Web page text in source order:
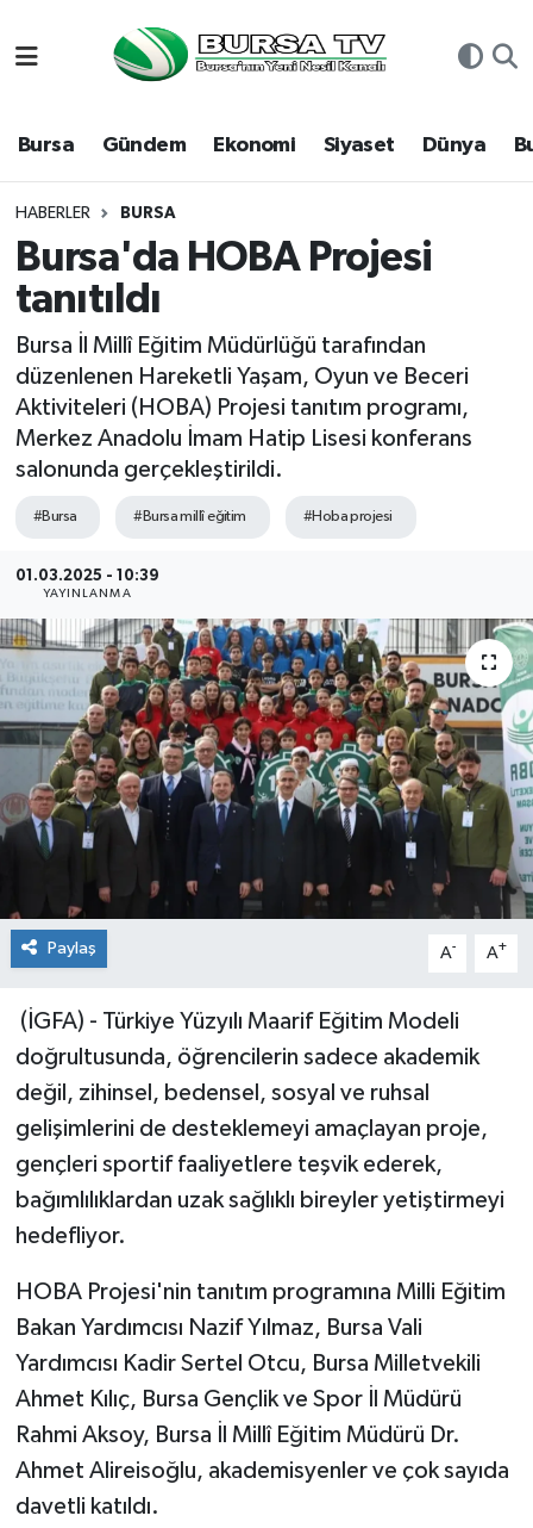
Bursa Gündem Ekonomi Siyaset Dünya
HABERLER BURSA
Bursa'da HOBA Projesi
tanıtıldı
Bursa İl Millî Eğitim Müdürlüğü tarafından
düzenlenen Hareketli Yaşam, Oyun ve Beceri
Aktiviteleri (HOBA) Projesi tanıtım programı,
Merkez Anadolu İmam Hatip Lisesi konferans
salonunda gerçekleştirildi.
#Bursa #Bursa millî eğitim #Hoba projesi
01.03.2025 - 10:39
YAYINLANMA
Paylaş A- A+
(İGFA) - Türkiye Yüzyılı Maarif Eğitim Modeli
doğrultusunda, öğrencilerin sadece akademik
değil, zihinsel, bedensel, sosyal ve ruhsal
gelişimlerini de desteklemeyi amaçlayan proje,
gençleri sportif faaliyetlere teşvik ederek,
bağımlılıklardan uzak sağlıklı bireyler yetiştirmeyi
hedefliyor.
HOBA Projesi'nin tanıtım programına Milli Eğitim
Bakan Yardımcısı Nazif Yılmaz, Bursa Vali
Yardımcısı Kadir Sertel Otcu, Bursa Milletvekili
Ahmet Kılıç, Bursa Gençlik ve Spor İl Müdürü
Rahmi Aksoy, Bursa İl Millî Eğitim Müdürü Dr.
Ahmet Alireisoğlu, akademisyenler ve çok sayıda
davetli katıldı.
Bursa
Dünya
Eğitim
Ekonomi
Genel
Magazin
Sağlık
Siyaset
Spor
Teknoloji
Türkiye
Hava Durumu
Namaz Vakitleri
Trafik Durumu
Süper Lig Puan Durumu ve Fikstür
Tüm Manşetler
Haber Arşivi